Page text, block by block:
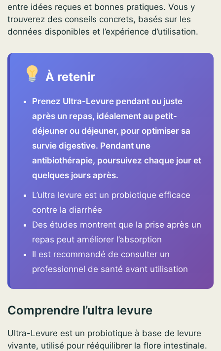
entre idées reçues et bonnes pratiques. Vous y
trouverez des conseils concrets, basés sur les
données disponibles et l’expérience d’utilisation.
À retenir
Prenez Ultra-Levure pendant ou juste
après un repas, idéalement au petit-
déjeuner ou déjeuner, pour optimiser sa
survie digestive. Pendant une
antibiothérapie, poursuivez chaque jour et
quelques jours après.
L’ultra levure est un probiotique efficace
contre la diarrhée
Des études montrent que la prise après un
repas peut améliorer l’absorption
Il est recommandé de consulter un
professionnel de santé avant utilisation
Comprendre l’ultra levure
Ultra-Levure est un probiotique à base de levure
vivante, utilisé pour rééquilibrer la flore intestinale.